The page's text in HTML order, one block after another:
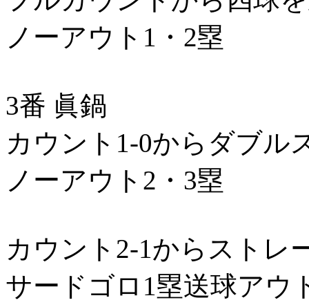
ノーアウト1・2塁
3番 眞鍋
カウント1-0からダブル
ノーアウト2・3塁
カウント2-1からストレ
サードゴロ1塁送球アウ